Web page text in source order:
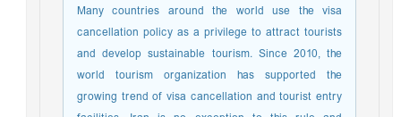
Many countries around the world use the visa
cancellation policy as a privilege to attract tourists
and develop sustainable tourism. Since 2010, the
world tourism organization has supported the
growing trend of visa cancellation and tourist entry